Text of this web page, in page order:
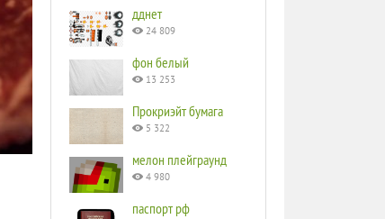
дднет
24 809
фон белый
13 253
Прокриэйт бумага
5 322
мелон плейграунд
4 980
паспорт рф